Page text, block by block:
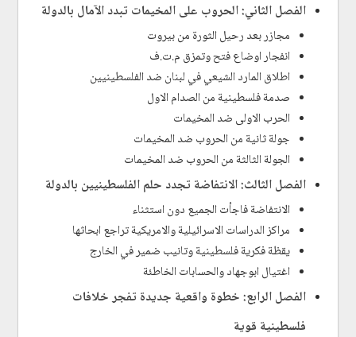
الفصل الثاني: الحروب على المخيمات تبدد الآمال بالدولة
مجازر بعد رحيل الثورة من بيروت
انفجار اوضاع فتح وتمزق م.ت.ف
اطلاق المارد الشيعي في لبنان ضد الفلسطينيين
صدمة فلسطينية من الصدام الاول
الحرب الاولى ضد المخيمات
جولة ثانية من الحروب ضد المخيمات
الجولة الثالثة من الحروب ضد المخيمات
الفصل الثالث: الانتفاضة تجدد حلم الفلسطينيين بالدولة
الانتفاضة فاجأت الجميع دون استثناء
مراكز الدراسات الاسرائيلية والامريكية تراجع ابحاثها
يقظة فكرية فلسطينية وتانيب ضمير في الخارج
اغتيال ابوجهاد والحسابات الخاطئة
الفصل الرابع: خطوة واقعية جديدة تفجر خلافات
فلسطينية قوية